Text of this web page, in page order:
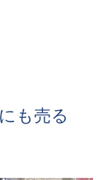
も売る